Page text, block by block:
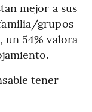
mejor a sus
grupos
un 54% valora
tener